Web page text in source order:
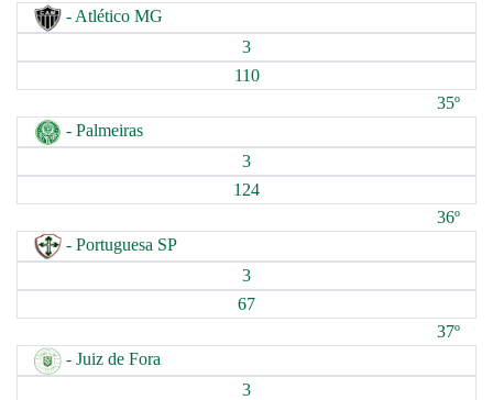
- Atlético MG
3
110
35º
- Palmeiras
3
124
36º
- Portuguesa SP
3
67
37º
- Juiz de Fora
3